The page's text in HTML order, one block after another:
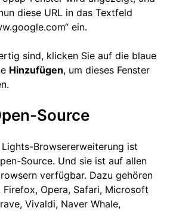
diese URL in das Textfeld
ein.
sind, klicken Sie auf die blaue
Hinzufügen, um dieses Fenster
Source
Browsererweiterung ist
Source. Und sie ist auf allen
verfügbar. Dazu gehören
Firefox, Opera, Safari, Microsoft
Vivaldi, Naver Whale,